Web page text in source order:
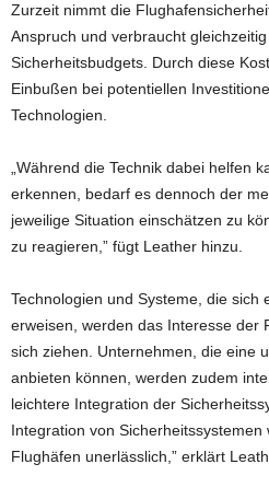
Zurzeit nimmt die
Anspruch und verbraucht
Sicherheitsbudgets. Durch diese
Einbußen bei potentiellen
Technologien.
„Während die Technik dabei helfen
erkennen, bedarf es dennoch der
jeweilige Situation einschätzen zu
zu reagieren,” fügt Leather hinzu.
Technologien und Systeme, die sich
erweisen, werden das Interesse der
sich ziehen. Unternehmen, die eine
anbieten können, werden zudem
leichtere Integration der
Integration von
Flughäfen unerlässlich,” erklärt